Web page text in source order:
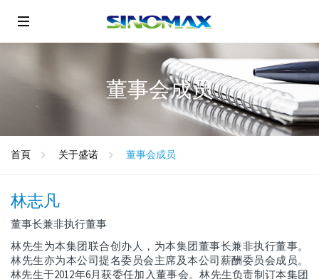
董事会成员
首頁 关于盛诺 董事会成员
林志凡
董事长兼非执行董事
林先生为本集团联合创办人，为本集团董事长兼非执行董事。
林先生亦为本公司提名委员会主席及本公司薪酬委员会成员。
林先生于2012年6月获委任加入董事会。林先生负责制订本集团